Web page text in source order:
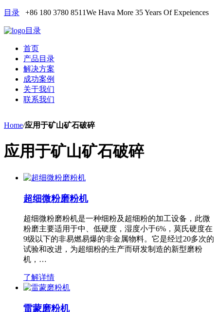
目录 +86 180 3780 8511We Hava More 35 Years Of Expeiences
目录
首页
产品目录
解决方案
成功案例
关于我们
联系我们
Home/应用于矿山矿石破碎
应用于矿山矿石破碎
超细微粉磨粉机
超细微粉磨粉机是一种细粉及超细粉的加工设备，此微
粉磨主要适用于中、低硬度，湿度小于6%，莫氏硬度在
9级以下的非易燃易爆的非金属物料。它是经过20多次的
试验和改进，为超细粉的生产而研发制造的新型磨粉
机，…
了解详情
雷蒙磨粉机